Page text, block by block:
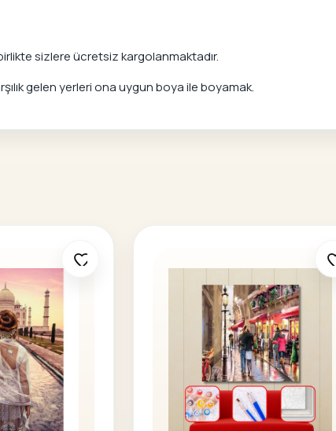
sizlere ücretsiz kargolanmaktadır.
gelen yerleri ona uygun boya ile boyamak.